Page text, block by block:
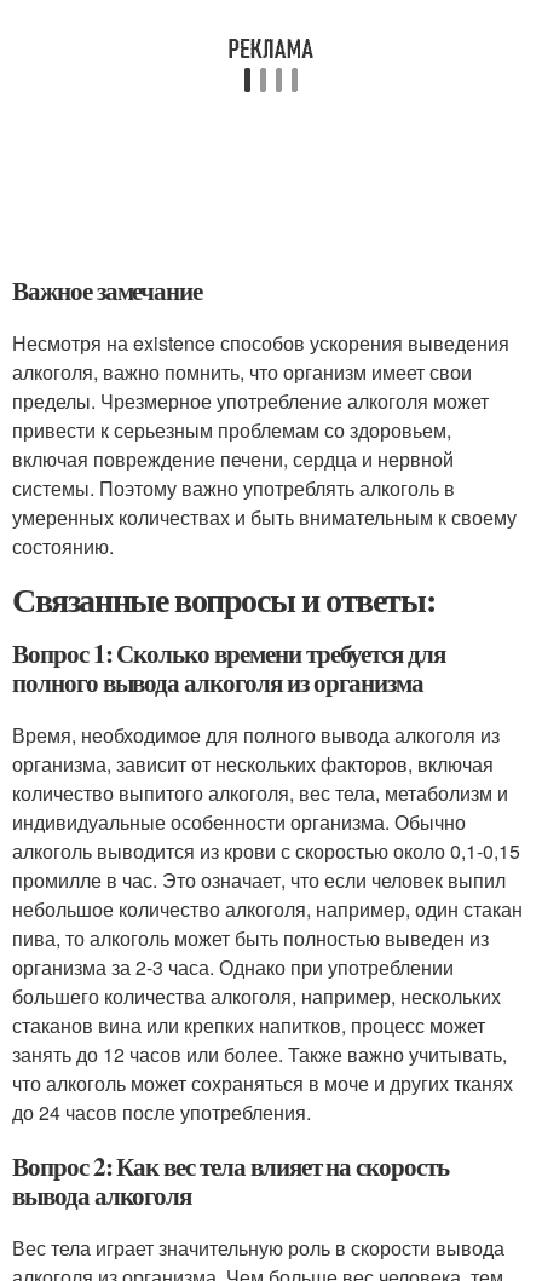
Важное замечание
Несмотря на existence способов ускорения выведения
алкоголя, важно помнить, что организм имеет свои
пределы. Чрезмерное употребление алкоголя может
привести к серьезным проблемам со здоровьем,
включая повреждение печени, сердца и нервной
системы. Поэтому важно употреблять алкоголь в
умеренных количествах и быть внимательным к своему
состоянию.
Связанные вопросы и ответы:
Вопрос 1: Сколько времени требуется для
полного вывода алкоголя из организма
Время, необходимое для полного вывода алкоголя из
организма, зависит от нескольких факторов, включая
количество выпитого алкоголя, вес тела, метаболизм и
индивидуальные особенности организма. Обычно
алкоголь выводится из крови с скоростью около 0,1-0,15
промилле в час. Это означает, что если человек выпил
небольшое количество алкоголя, например, один стакан
пива, то алкоголь может быть полностью выведен из
организма за 2-3 часа. Однако при употреблении
большего количества алкоголя, например, нескольких
стаканов вина или крепких напитков, процесс может
занять до 12 часов или более. Также важно учитывать,
что алкоголь может сохраняться в моче и других тканях
до 24 часов после употребления.
Вопрос 2: Как вес тела влияет на скорость
вывода алкоголя
Вес тела играет значительную роль в скорости вывода